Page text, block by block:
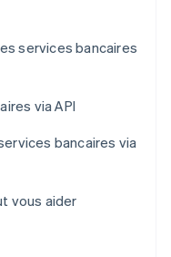
services bancaires
via API
bancaires via
vous aider